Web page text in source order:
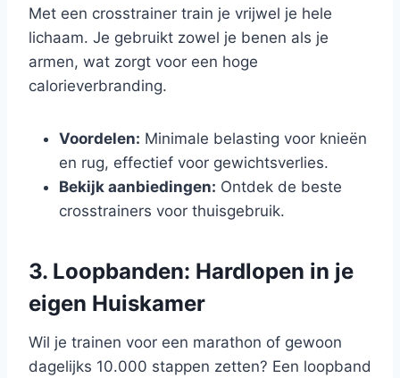
Met een crosstrainer train je vrijwel je hele
lichaam. Je gebruikt zowel je benen als je
armen, wat zorgt voor een hoge
calorieverbranding.
Voordelen: Minimale belasting voor knieën
en rug, effectief voor gewichtsverlies.
Bekijk aanbiedingen: Ontdek de beste
crosstrainers voor thuisgebruik.
3. Loopbanden: Hardlopen in je
eigen Huiskamer
Wil je trainen voor een marathon of gewoon
dagelijks 10.000 stappen zetten? Een loopband